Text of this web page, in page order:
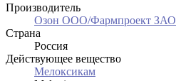
Производитель
Озон ООО/Фармпроект ЗАО
Страна
Россия
Действующее вещество
Мелоксикам